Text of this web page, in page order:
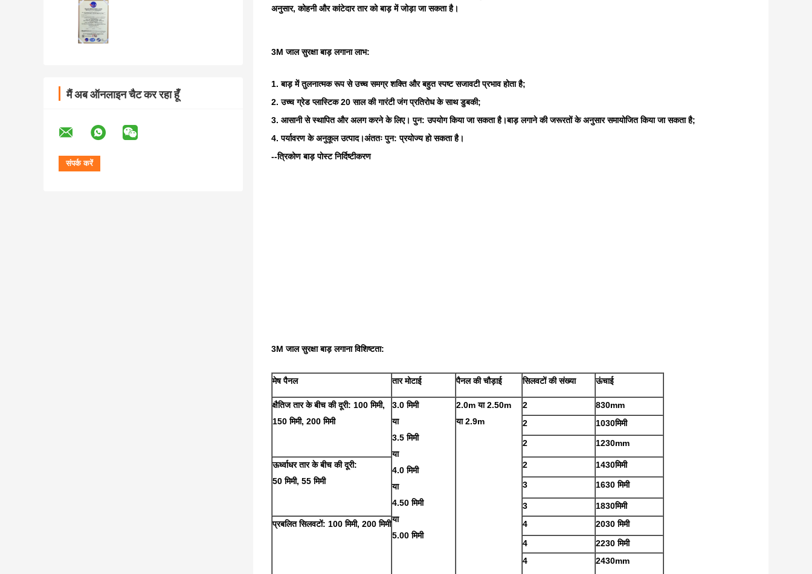
मैं अब ऑनलाइन चैट कर रहा हूँ
अनुसार, कोहनी और कांटेदार तार को बाड़ में जोड़ा जा सकता है।
3M जाल सुरक्षा बाड़ लगाना लाभ:
1. बाड़ में तुलनात्मक रूप से उच्च समग्र शक्ति और बहुत स्पष्ट सजावटी प्रभाव होता है;
2. उच्च ग्रेड प्लास्टिक 20 साल की गारंटी जंग प्रतिरोध के साथ डुबकी;
3. आसानी से स्थापित और अलग करने के लिए। पुन: उपयोग किया जा सकता है।बाड़ लगाने की जरूरतों के अनुसार समायोजित किया जा सकता है;
4. पर्यावरण के अनुकूल उत्पाद।अंततः पुन: प्रयोज्य हो सकता है।
--त्रिकोण बाड़ पोस्ट निर्दिष्टीकरण
3M जाल सुरक्षा बाड़ लगानाविशिष्टता:
मेष पैनल तार मोटाई पैनल की चौड़ाई सिलवटों की संख्या ऊंचाई
क्षैतिज तार के बीच की दूरी: 100 मिमी,
150 मिमी, 200 मिमी
3.0 मिमी
या
3.5 मिमी
या
4.0 मिमी
या
4.50 मिमी
या
5.00 मिमी
2.0m या 2.50m
या 2.9m
2
830mm
2
1030मिमी
2 1230mm
ऊर्ध्वाधर तार के बीच की दूरी:
50 मिमी, 55 मिमी
2 1430मिमी
3 1630 मिमी
3
1830मिमी
प्रबलित सिलवटों: 100 मिमी, 200 मिमी
4
2030 मिमी
4
2230 मिमी
4
2430mm